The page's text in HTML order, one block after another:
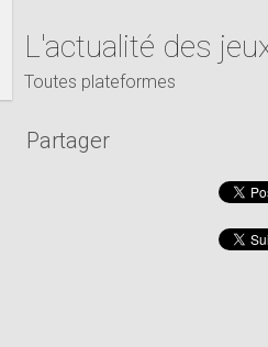
L'actualité des
Toutes plateformes
Partager